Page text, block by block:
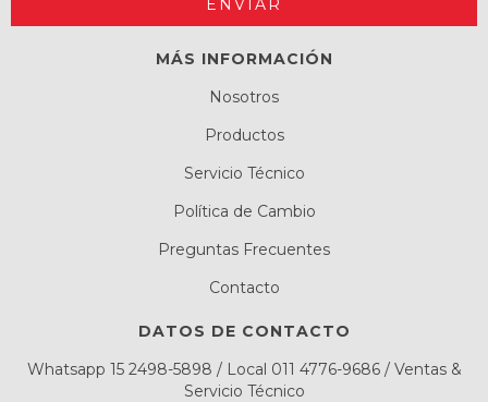
MÁS INFORMACIÓN
Nosotros
Productos
Servicio Técnico
Política de Cambio
Preguntas Frecuentes
Contacto
DATOS DE CONTACTO
Whatsapp 15 2498-5898 / Local 011 4776-9686 / Ventas &
Servicio Técnico